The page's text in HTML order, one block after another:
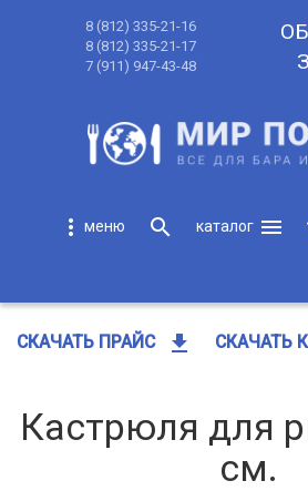
8 (812) 335-21-16
8 (812) 335-21-17
7 (911) 947-43-48
more_vert search
menu
СКАЧАТЬ ПРАЙС get_app СКАЧАТЬ
Кастрюля для
см.